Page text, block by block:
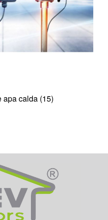
apa calda (15)